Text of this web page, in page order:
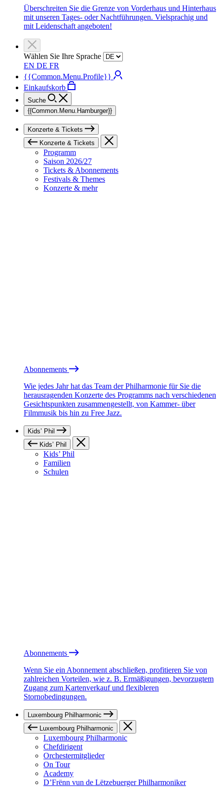
Überschreiten Sie die Grenze von Vorderhaus und Hinterhaus
mit unseren Tages- oder Nachtführungen. Vielsprachig und
mit Leidenschaft angeboten!
Wählen Sie Ihre Sprache
EN DE FR
{{Common.Menu.Profile}}
Einkaufskorb
Suche
{{Common.Menu.Hamburger}}
Konzerte & Tickets
Konzerte & Tickets
Programm
Saison 2026/27
Tickets & Abonnements
Festivals & Themes
Konzerte & mehr
Abonnements
Wie jedes Jahr hat das Team der Philharmonie für Sie die
herausragenden Konzerte des Programms nach verschiedenen
Gesichtspunkten zusammengestellt, von Kammer- über
Filmmusik bis hin zu Free Jazz.
Kids’ Phil
Kids’ Phil
Kids’ Phil
Familien
Schulen
Abonnements
Wenn Sie ein Abonnement abschließen, profitieren Sie von
zahlreichen Vorteilen, wie z. B. Ermäßigungen, bevorzugtem
Zugang zum Kartenverkauf und flexibleren
Stornobedingungen.
Luxembourg Philharmonic
Luxembourg Philharmonic
Luxembourg Philharmonic
Chefdirigent
Orchestermitglieder
On Tour
Academy
D’Frënn vun de Lëtzebuerger Philharmoniker